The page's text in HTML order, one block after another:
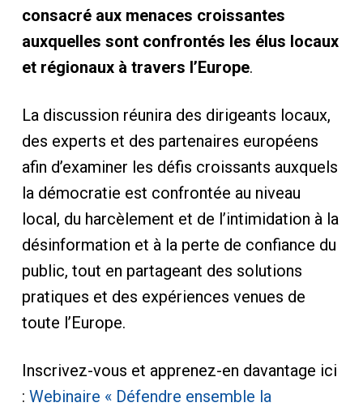
consacré aux menaces croissantes
auxquelles sont confrontés les élus locaux
et régionaux à travers l’Europe.
La discussion réunira des dirigeants locaux,
des experts et des partenaires européens
afin d’examiner les défis croissants auxquels
la démocratie est confrontée au niveau
local, du harcèlement et de l’intimidation à la
désinformation et à la perte de confiance du
public, tout en partageant des solutions
pratiques et des expériences venues de
toute l’Europe.
Inscrivez-vous et apprenez-en davantage ici
: Webinaire « Défendre ensemble la